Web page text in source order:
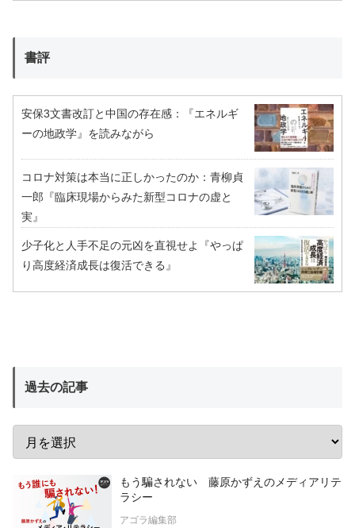
書評
安保3文書改訂と中国の存在感：『エネルギ
ーの地政学』を読みながら
コロナ対策は本当に正しかったのか：青柳貞
一郎『臨床現場からみた新型コロナの虚と
実』
少子化と人手不足の元凶を直視せよ『やっぱ
り高度経済成長は復活できる』
過去の記事
もう騙されない 藤原かずえのメディアリテ
ラシー
アゴラ編集部